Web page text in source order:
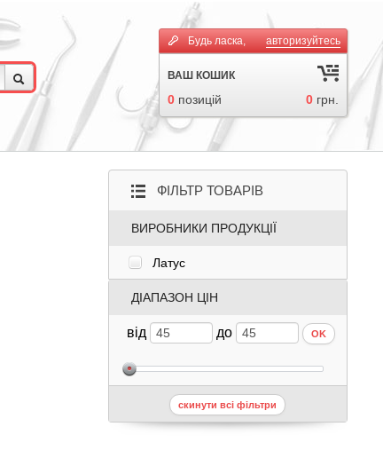
Будь ласка, авторизуйтесь
ВАШ КОШИК
0 позицій 0грн.
ФІЛЬТР ТОВАРІВ
ВИРОБНИКИ ПРОДУКЦІЇ
Латус
ДІАПАЗОН ЦІН
від до OK
скинути всі фільтри